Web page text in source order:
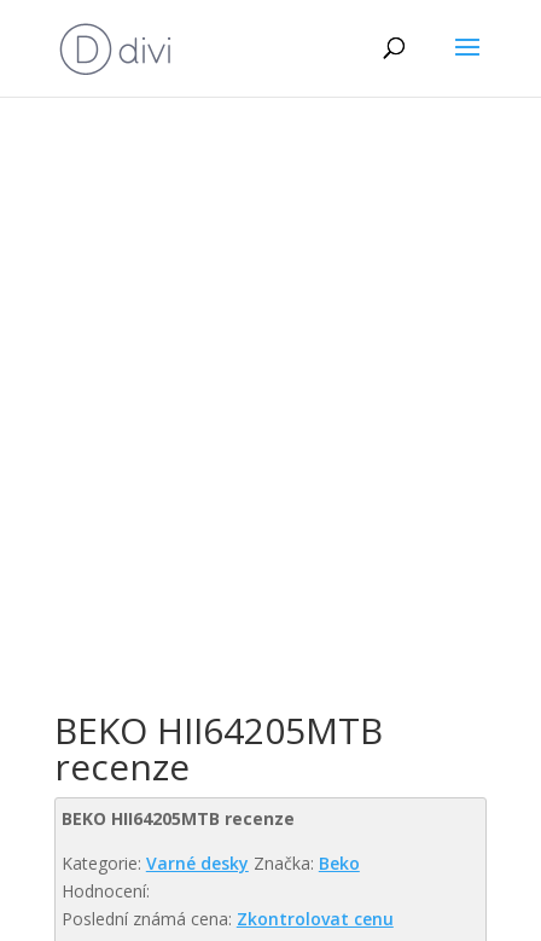
BEKO HII64205MTB
recenze
BEKO HII64205MTB recenze
Kategorie: Varné desky Značka: Beko
Hodnocení:
Poslední známá cena: Zkontrolovat cenu